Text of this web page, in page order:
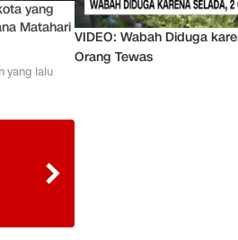
yang
Matahari
yang lalu
VIDEO: Wabah Diduga
Orang Tewas